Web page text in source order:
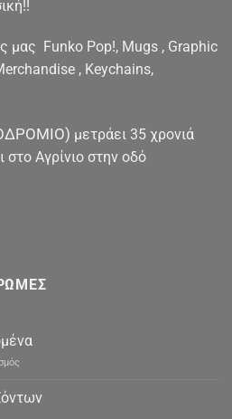
μας Funko Pop!, Mugs , Graphic
, Keychains,
μετράει 35 χρονιά
στο Αγρίνιο στην οδό
Δεδομένα